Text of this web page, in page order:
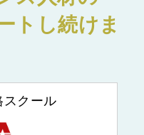
トし続けま
スクール